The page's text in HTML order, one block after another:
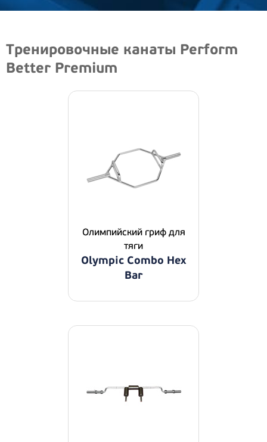
Тренировочные канаты Perform
Better Premium
Олимпийский гриф для
тяги
Olympic Combo Hex
Bar